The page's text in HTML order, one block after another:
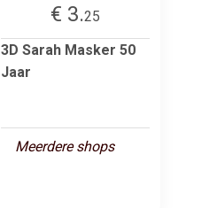
€ 3.25
3D Sarah Masker 50
Jaar
Meerdere shops